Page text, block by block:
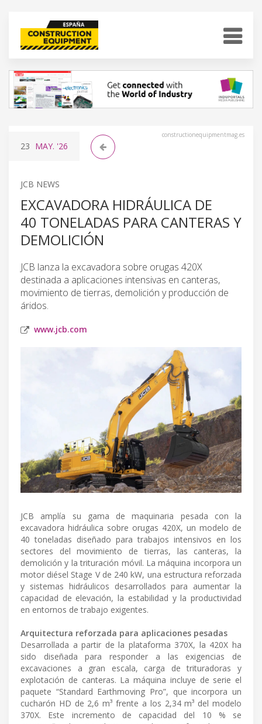
constructionequipmentmag.es
23 MAY. '26
JCB NEWS
EXCAVADORA HIDRÁULICA DE
40 TONELADAS PARA CANTERAS Y
DEMOLICIÓN
JCB lanza la excavadora sobre orugas 420X
destinada a aplicaciones intensivas en canteras,
movimiento de tierras, demolición y producción de
áridos.
www.jcb.com
JCB amplía su gama de maquinaria pesada con la
excavadora hidráulica sobre orugas 420X, un modelo de
40 toneladas diseñado para trabajos intensivos en los
sectores del movimiento de tierras, las canteras, la
demolición y la trituración móvil. La máquina incorpora un
motor diésel Stage V de 240 kW, una estructura reforzada
y sistemas hidráulicos desarrollados para aumentar la
capacidad de elevación, la estabilidad y la productividad
en entornos de trabajo exigentes.
Arquitectura reforzada para aplicaciones pesadas
Desarrollada a partir de la plataforma 370X, la 420X ha
sido diseñada para responder a las exigencias de
excavaciones a gran escala, carga de trituradoras y
explotación de canteras. La máquina incluye de serie el
paquete “Standard Earthmoving Pro”, que incorpora un
cucharón HD de 2,6 m³ frente a los 2,34 m³ del modelo
370X. Este incremento de capacidad del 10 % se